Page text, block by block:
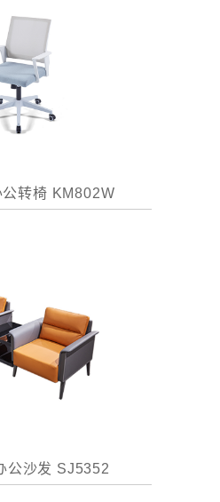
公转椅 KM802W
公沙发 SJ5352